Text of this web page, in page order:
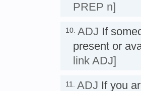
PREP n]
10. ADJ If
present or
link ADJ]
11. ADJ If you